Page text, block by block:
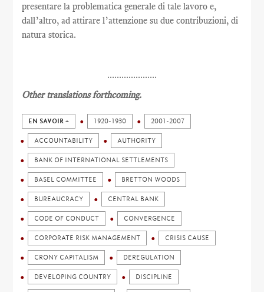
presentare la problematica generale di tale lavoro e,
dall’altro, ad attirare l’attenzione su due contribuzioni, di
natura storica.
.....................
Other translations forthcoming.
EN SAVOIR + 1920-1930 2001-2007
ACCOUNTABILITY AUTHORITY
BANK OF INTERNATIONAL SETTLEMENTS
BASEL COMMITTEE BRETTON WOODS
BUREAUCRACY CENTRAL BANK
CODE OF CONDUCT CONVERGENCE
CORPORATE RISK MANAGEMENT CRISIS CAUSE
CRONY CAPITALISM DEREGULATION
DEVELOPING COUNTRY DISCIPLINE